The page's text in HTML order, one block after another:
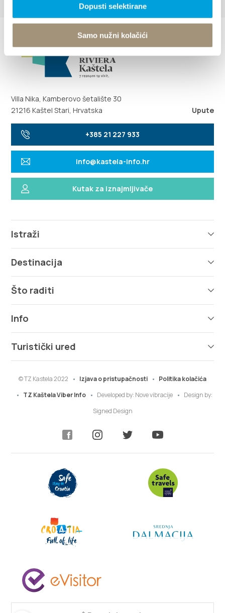
Dopusti selektirane
Samo nužni kolačići
Villa Nika, Kamberovo šetalište 30
21216 Kaštel Stari, Hrvatska
Upute
+385 21 227 933
info@kastela-info.hr
Kutak za iznajmljivače
Istraži
Destinacija
Što raditi
Info
Turistički ured
© TZ Kastela 2022 Izjava o pristupačnosti
Politika kolačića
TZ Kaštela Viber Info
Developed by: Nove vibracije
Design by:
Signed Design